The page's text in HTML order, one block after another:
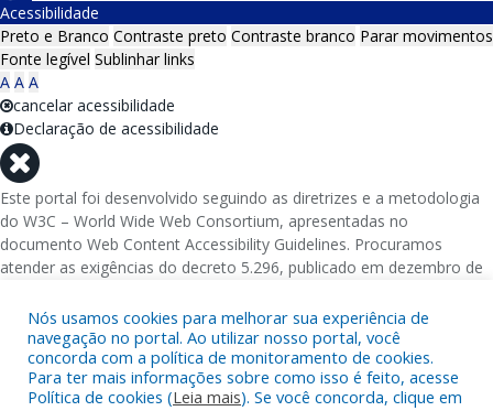
Nós usamos cookies para melhorar sua experiência de
navegação no portal. Ao utilizar nosso portal, você
concorda com a política de monitoramento de cookies.
Para ter mais informações sobre como isso é feito, acesse
Política de cookies (Leia mais). Se você concorda, clique em
Acessibilidade
Preto e Branco Contraste preto Contraste branco Parar movimentos
Fonte legível Sublinhar links
A A A
cancelar acessibilidade
Declaração de acessibilidade
Este portal foi desenvolvido seguindo as diretrizes e a metodologia
do W3C – World Wide Web Consortium, apresentadas no
documento Web Content Accessibility Guidelines. Procuramos
atender as exigências do decreto 5.296, publicado em dezembro de
eletrônicos da administração pública na rede mundial de
computadores para o uso das pessoas com necessidades especiais,
garantindo-lhes o pleno acesso aos conteúdos disponíveis.
Além de validações automáticas, foram realizados testes em